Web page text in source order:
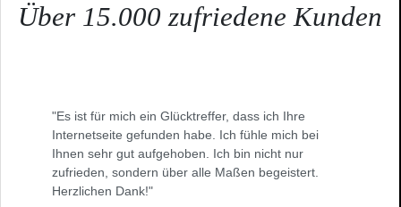
Über 15.000 zufriedene Kunden
"Es ist für mich ein Glücktreffer, dass ich Ihre
Internetseite gefunden habe. Ich fühle mich bei
Ihnen sehr gut aufgehoben. Ich bin nicht nur
zufrieden, sondern über alle Maßen begeistert.
Herzlichen Dank!"